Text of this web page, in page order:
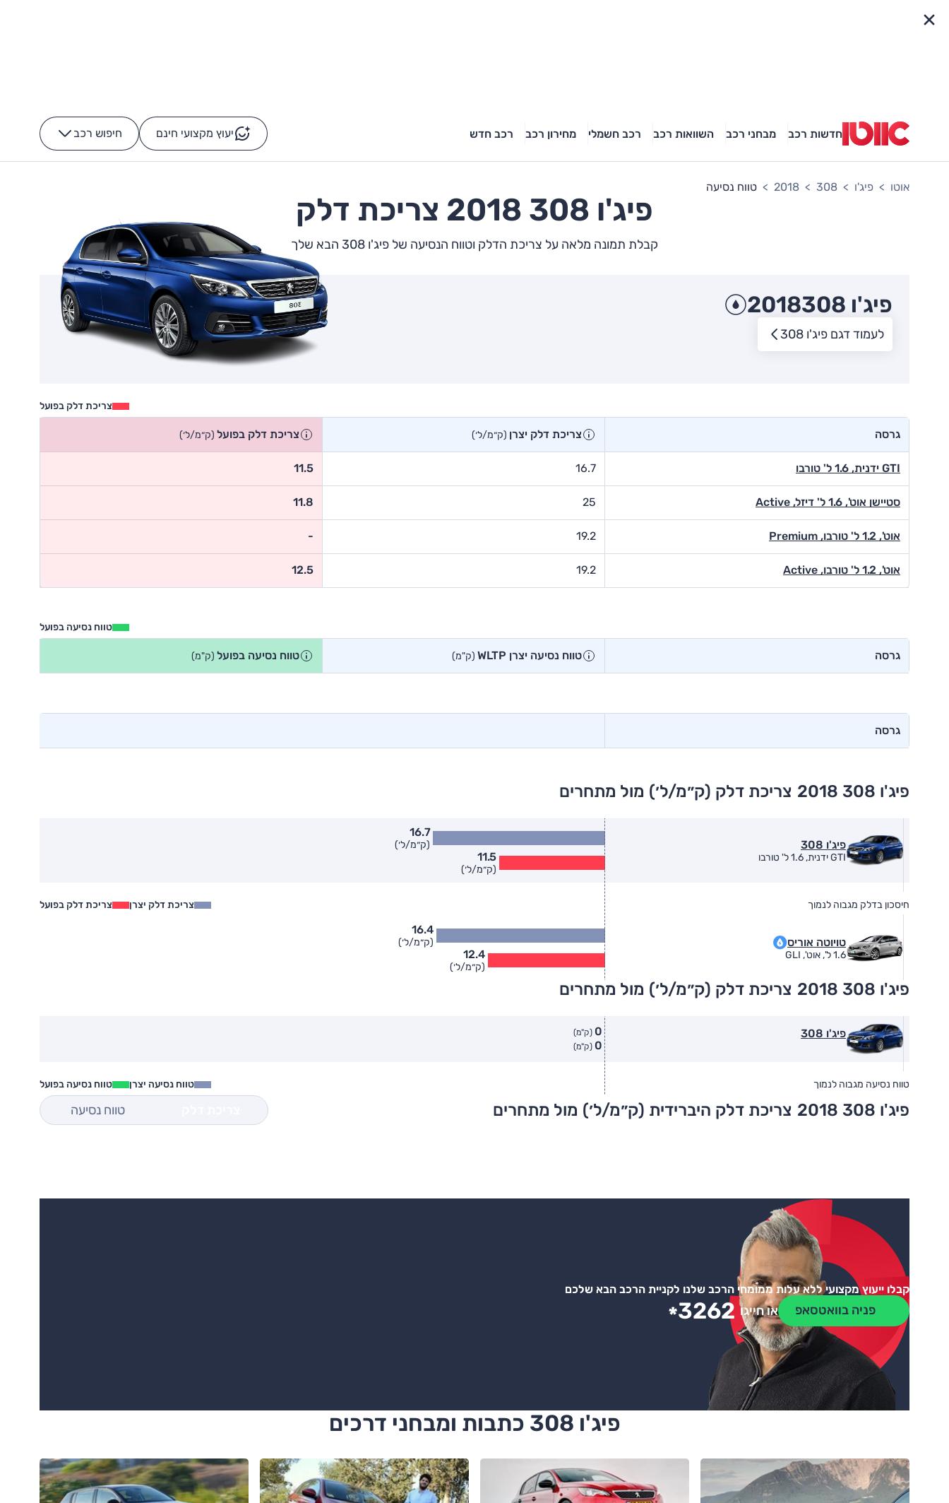
חדשות רכב מבחני רכב השוואות רכב רכב חשמלי מחירון רכב רכב חדש יעוץ מקצועי חינם חיפוש רכב -
אוטו פיג'ו 308
2018 טווח נסיעה
פיג'ו 308
קבלת תמונה מלאה על צריכת הדלק וטווח הנסיעה של פיג'ו 308 הבא שלך
פיג'ו 308 2018
לעמוד דגם פיג'ו 308
צריכת דלק בפועל
גרסה צריכת דלק יצרן (ק״מ/ל׳) צריכת דלק בפועל (ק״מ/ל׳)
GTI ידנית, 1.6 ל' טורבו 16.7
11.5
סטיישן אוט', 1.6 ל' דיזל, Active 25
11.8
אוט', 1.2 ל' טורבו, Premium 19.2
-
אוט', 1.2 ל' טורבו, Active 19.2
12.5
טווח נסיעה בפועל
גרסה טווח נסיעה יצרן WLTP (ק"מ) טווח נסיעה בפועל (ק"מ)
גרסה
פיג'ו 308 2018 צריכת דלק (ק״מ/ל׳) מול מתחרים
פיג'ו 308
GTI ידנית, 1.6 ל' טורבו
16.7
(ק״מ/ל׳)
11.5
(ק״מ/ל׳)
חיסכון בדלק מגבוה לנמוך צריכת דלק יצרן צריכת דלק בפועל
טויוטה אוריס
1.6 ל', אוט', GLI
16.4
(ק״מ/ל׳)
12.4
(ק״מ/ל׳)
פיג'ו 308 2018 צריכת דלק (ק״מ/ל׳) מול מתחרים
פיג'ו 308 0 (ק"מ)
0 (ק"מ)
טווח נסיעה מגבוה לנמוך טווח נסיעה יצרן טווח נסיעה בפועל
פיג'ו 308 2018 צריכת דלק היברידית (ק״מ/ל׳) מול מתחרים טווח נסיעה
קבלו ייעוץ מקצועי ללא עלות ממומחי הרכב שלנו לקניית הרכב הבא שלכם
פניה בוואטסאפ או חייגו *3262
פיג'ו 308 כתבות ומבחני דרכים